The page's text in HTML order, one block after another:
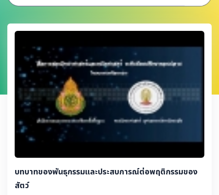
บทบาทของพันธุกรรมและประสบการณ์ต่อพฤติกรรมของ
สัตว์